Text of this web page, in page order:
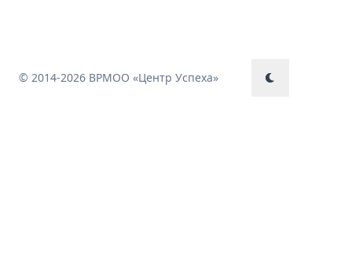
© 2014-2026 ВРМОО «Центр Успеха»